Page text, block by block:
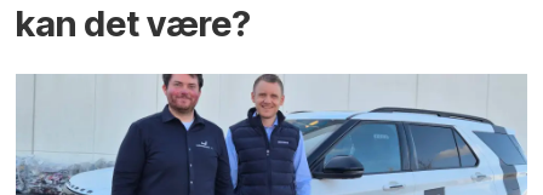
kan det være?